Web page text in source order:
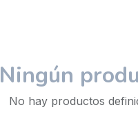
Ningún
No hay productos